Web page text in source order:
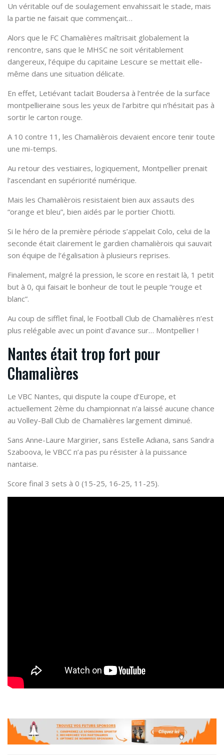
Un véritable ouf de soulagement envahissait le stade, mais
la partie ne faisait que commençait…
Alors que le FC Chamalières maîtrisait globalement la
rencontre, sans que le MHSC ne soit véritablement
dangereux, l’équipe du capitaine Lescure se mettait elle-
même dans une situation délicate.
En effet, Letiévant taclait Boudersa à l’entrée de la surface
montpellieraine sous les yeux de l’arbitre qui n’hésitait pas à
sortir le carton rouge.
A 10 contre 11, les Chamalièrois devaient encore tenir toute
une mi-temps.
Au retour des vestiaires, logiquement, Montpellier prenait
l’ascendant en supériorité numérique.
Mais les Chamalièrois resistaient bien aux assauts des
“orange et bleu”, bien aidés par le portier Chiotti.
Si le héro de la première période s’appelait Colo, celui de la
seconde était clairement le gardien chamalièrois qui sauvait
son équipe de l’égalisation à plusieurs reprises.
Finalement, malgré la pression, le score en restait là, 1 petit
but à 0, qui faisait le bonheur de tout le peuple “rouge et
blanc”.
Au coup de sifflet final, le Football Club de Chamalières n’est
plus relégable avec un point d’avance sur… Montpellier !
Nantes était trop fort pour
Chamalières
Le VBC Nantes, qui dispute la coupe d’Europe, et
actuellement 2ème du championnat n’a laissé aucune chance
au Volley-Ball Club de Chamalières largement diminué.
Sans Anne-Laure Margirier, sans Estelle Adiana, sans Sandra
Szaboova, le VBCC n’a pas pu résister à la puissance
nantaise.
Score final 3 sets à 0 (15-25, 16-25, 11-25).